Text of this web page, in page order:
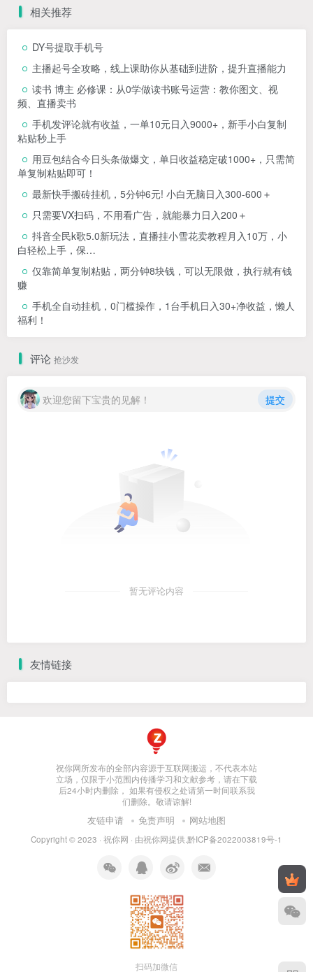
相关推荐
DY号提取手机号
主播起号全攻略，线上课助你从基础到进阶，提升直播能力
读书 博主 必修课：从0学做读书账号运营：教你图文、视
频、直播卖书
手机发评论就有收益，一单10元日入9000+，新手小白复制
粘贴秒上手
用豆包结合今日头条做爆文，单日收益稳定破1000+，只需简
单复制粘贴即可！
最新快手搬砖挂机，5分钟6元! 小白无脑日入300-600＋
只需要VX扫码，不用看广告，就能暴力日入200＋
抖音全民k歌5.0新玩法，直播挂小雪花卖教程月入10万，小
白轻松上手，保…
仅靠简单复制粘贴，两分钟8块钱，可以无限做，执行就有钱
赚
手机全自动挂机，0门槛操作，1台手机日入30+净收益，懒人
福利！
评论 抢沙发
欢迎您留下宝贵的见解！ 提交
暂无评论内容
友情链接
祝你网所发布的全部内容源于互联网搬运，不代表本站
立场，仅限于小范围内传播学习和文献参考，请在下载
后24小时内删除， 如果有侵权之处请第一时间联系我
们删除。敬请谅解!
友链申请 免责声明 网站地图
Copyright © 2023 · 祝你网 · 由祝你网提供.黔ICP备2022003819号-1
扫码加微信